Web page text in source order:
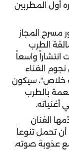
أول المطربين
مسرح المجاز
الطرب
انتشاراً واسعاً
الغناء
خلاص"، سيكون
بالطرب
أغنياته.
الفنان
أن تحمل تنوعاً
عذوبة صوته،